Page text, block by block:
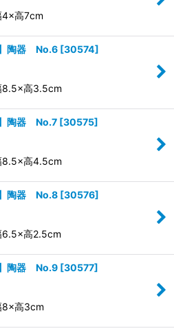
高7cm
】陶器 No.6 [30574]
高3.5cm
】陶器 No.7 [30575]
高4.5cm
】陶器 No.8 [30576]
高2.5cm
】陶器 No.9 [30577]
高3cm